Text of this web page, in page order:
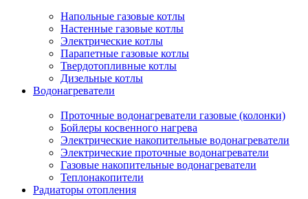
Напольные газовые котлы
Настенные газовые котлы
Электрические котлы
Парапетные газовые котлы
Твердотопливные котлы
Дизельные котлы
Водонагреватели
Проточные водонагреватели газовые (колонки)
Бойлеры косвенного нагрева
Электрические накопительные водонагреватели
Электрические проточные водонагреватели
Газовые накопительные водонагреватели
Теплонакопители
Радиаторы отопления